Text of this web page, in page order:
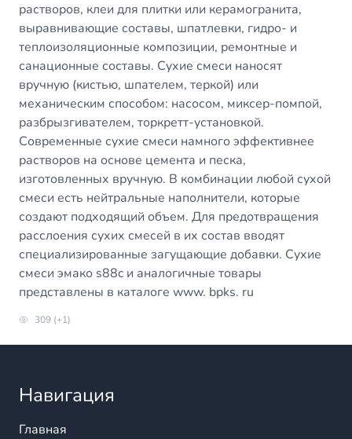
растворов, клеи для плитки или керамогранита,
выравнивающие составы, шпатлевки, гидро- и
теплоизоляционные композиции, ремонтные и
санационные составы. Сухие смеси наносят
вручную (кистью, шпателем, теркой) или
механическим способом: насосом, миксер-помпой,
разбрызгивателем, торкретт-установкой.
Современные сухие смеси намного эффективнее
растворов на основе цемента и песка,
изготовленных вручную. В комбинации любой сухой
смеси есть нейтральные наполнители, которые
создают подходящий объем. Для предотвращения
расслоения сухих смесей в их состав вводят
специализированные загущающие добавки. Сухие
смеси эмако s88c и аналогичные товары
представлены в каталоге www. bpks. ru
309 (+1)
Навигация
Главная